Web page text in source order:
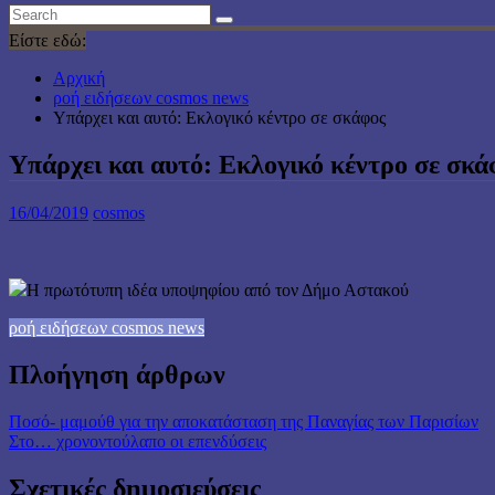
Είστε εδώ:
Αρχική
ροή ειδήσεων cosmos news
Υπάρχει και αυτό: Εκλογικό κέντρο σε σκάφος
Υπάρχει και αυτό: Εκλογικό κέντρο σε
16/04/2019 cosmos
Η πρωτότυπη ιδέα υποψηφίου από τον Δήμο Αστακού
ροή ειδήσεων cosmos news
Πλοήγηση άρθρων
Ποσό- μαμούθ για την αποκατάσταση της Παναγίας των Παρισίων
Στο… χρονοντούλαπο οι επενδύσεις
Σχετικές δημοσιεύσεις